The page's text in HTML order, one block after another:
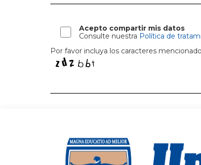
Acepto compartir mis datos
Consulte nuestra Política de
Por favor incluya los caracteres